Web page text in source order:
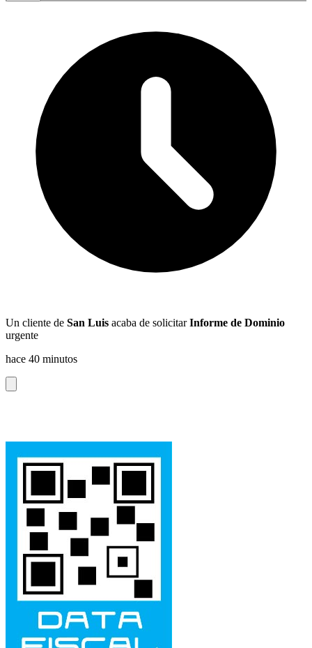
Un cliente de San Luis acaba de solicitarInforme de Dominio
urgente
hace 40 minutos